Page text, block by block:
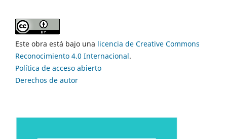
Este obra está bajo una licencia de Creative Commons
Reconocimiento 4.0 Internacional.
Política de acceso abierto
Derechos de autor